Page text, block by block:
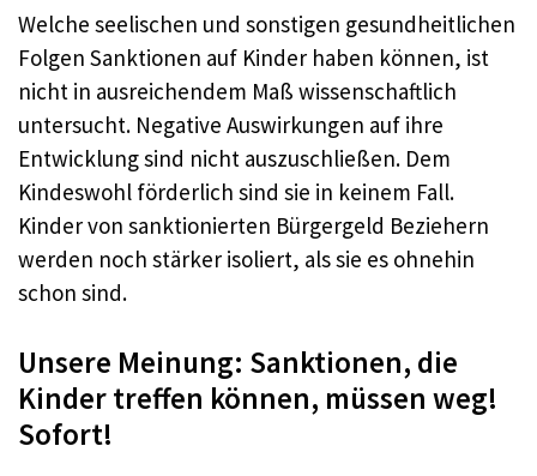
Welche seelischen und sonstigen gesundheitlichen
Folgen Sanktionen auf Kinder haben können, ist
nicht in ausreichendem Maß wissenschaftlich
untersucht. Negative Auswirkungen auf ihre
Entwicklung sind nicht auszuschließen. Dem
Kindeswohl förderlich sind sie in keinem Fall.
Kinder von sanktionierten Bürgergeld Beziehern
werden noch stärker isoliert, als sie es ohnehin
schon sind.
Unsere Meinung: Sanktionen, die
Kinder treffen können, müssen weg!
Sofort!